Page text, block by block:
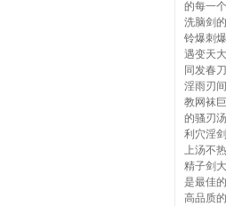
的每一
洗脑剑
铃爆刺
遇变天
同发春
淫雨刃
教网袜
的骚刃
利穴淫
上汤不
精子剑
是最佳
高品质